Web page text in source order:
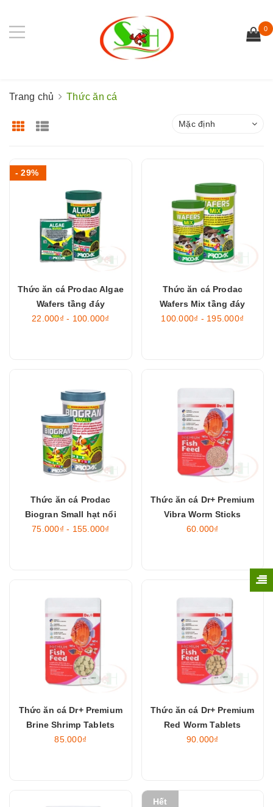
0
Trang chủ Thức ăn cá
Mặc định
- 29%
Thức ăn cá Prodac Algae
Wafers tầng đáy
22.000₫ - 100.000₫
Thức ăn cá Prodac
Wafers Mix tầng đáy
100.000₫ - 195.000₫
Thức ăn cá Prodac
Biogran Small hạt nổi
75.000₫ - 155.000₫
Thức ăn cá Dr+ Premium
Vibra Worm Sticks
60.000₫
Thức ăn cá Dr+ Premium
Brine Shrimp Tablets
85.000₫
Thức ăn cá Dr+ Premium
Red Worm Tablets
90.000₫
Hết